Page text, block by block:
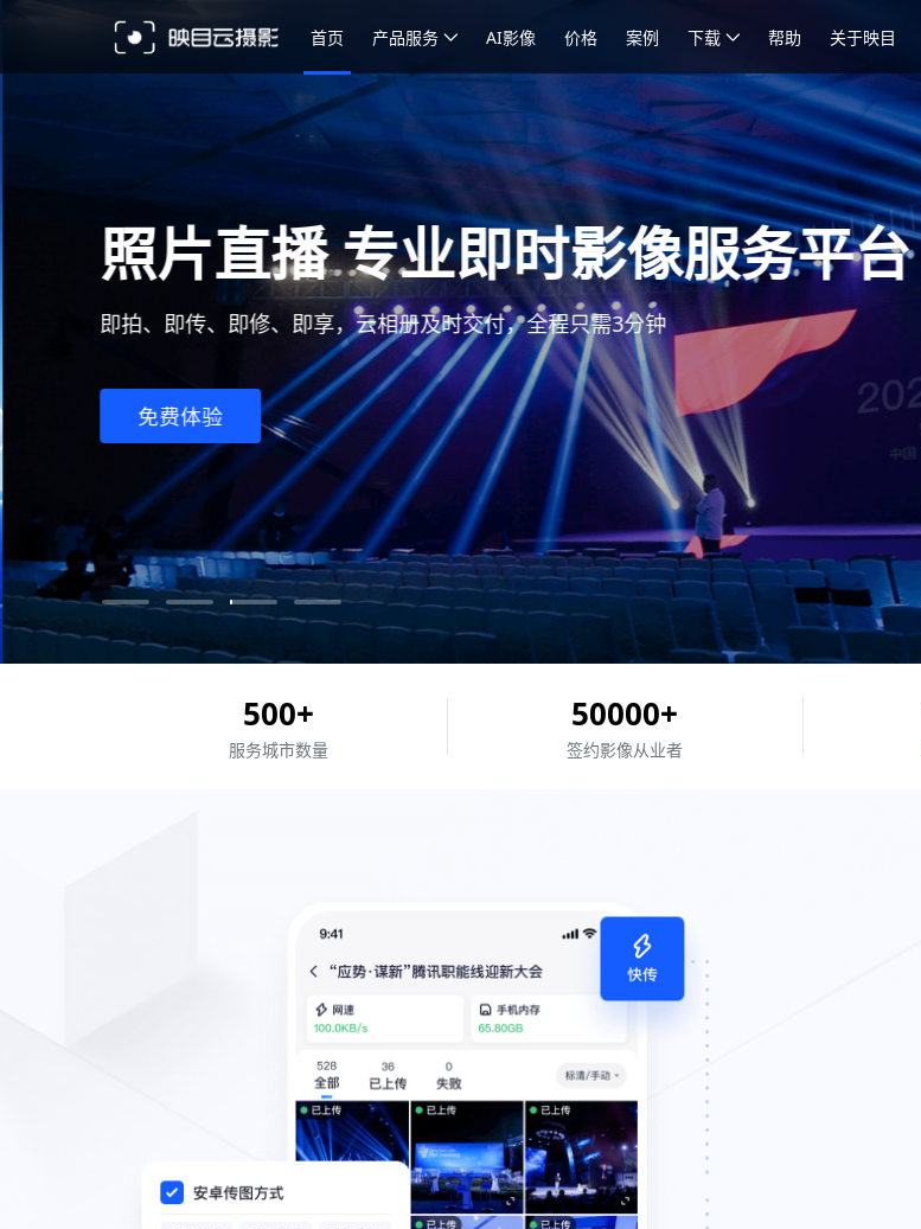
首页 产品服务 AI影像 价格 案例 下载 帮助 关于映目
照片直播 专业即时影像服务平台
即拍、即传、即修、即享，云相册及时交付，全程只需3分钟
免费体验
500+
服务城市数量
50000+
签约影像从业者